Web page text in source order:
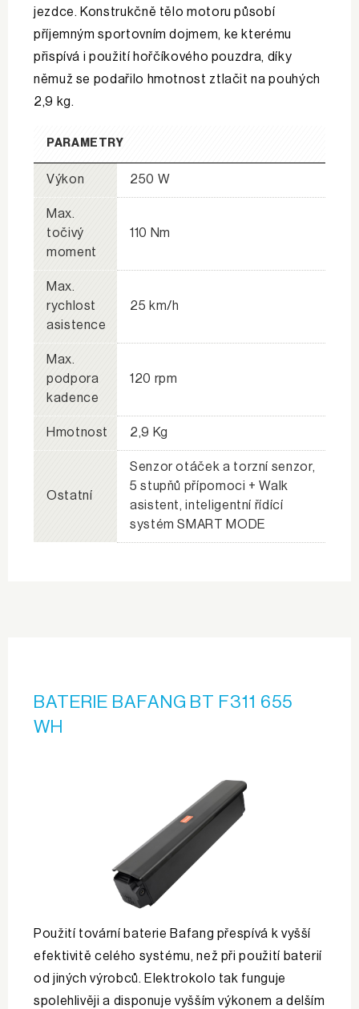
jezdce. Konstrukčně tělo motoru působí
příjemným sportovním dojmem, ke kterému
přispívá i použití hořčíkového pouzdra, díky
němuž se podařilo hmotnost ztlačit na pouhých
2,9 kg.
PARAMETRY
Výkon 250 W
Max.
točivý
moment
110 Nm
Max.
rychlost
asistence
25 km/h
Max.
podpora
kadence
120 rpm
Hmotnost 2,9 Kg
Ostatní
Senzor otáček a torzní senzor,
5 stupňů přípomoci + Walk
asistent, inteligentní řídící
systém SMART MODE
BATERIE BAFANG BT F311 655
WH
Použití tovární baterie Bafang přespívá k vyšší
efektivitě celého systému, než při použití baterií
od jiných výrobců. Elektrokolo tak funguje
spolehlivěji a disponuje vyšším výkonem a delším